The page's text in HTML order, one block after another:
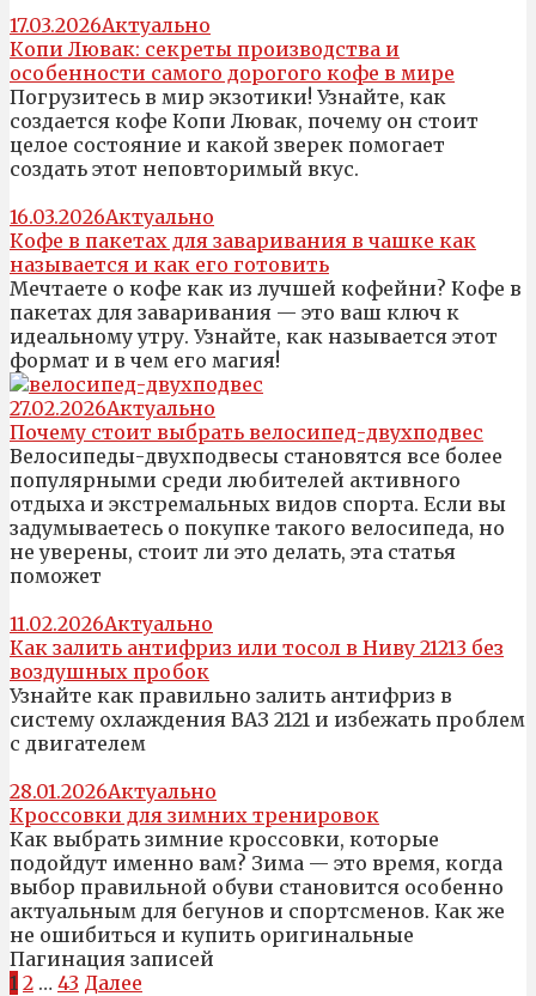
17.03.2026Актуально
Копи Лювак: секреты производства и
особенности самого дорогого кофе в мире
Погрузитесь в мир экзотики! Узнайте, как
создается кофе Копи Лювак, почему он стоит
целое состояние и какой зверек помогает
создать этот неповторимый вкус.
16.03.2026Актуально
Кофе в пакетах для заваривания в чашке как
называется и как его готовить
Мечтаете о кофе как из лучшей кофейни? Кофе в
пакетах для заваривания — это ваш ключ к
идеальному утру. Узнайте, как называется этот
формат и в чем его магия!
27.02.2026Актуально
Почему стоит выбрать велосипед-двухподвес
Велосипеды-двухподвесы становятся все более
популярными среди любителей активного
отдыха и экстремальных видов спорта. Если вы
задумываетесь о покупке такого велосипеда, но
не уверены, стоит ли это делать, эта статья
поможет
11.02.2026Актуально
Как залить антифриз или тосол в Ниву 21213 без
воздушных пробок
Узнайте как правильно залить антифриз в
систему охлаждения ВАЗ 2121 и избежать проблем
с двигателем
28.01.2026Актуально
Кроссовки для зимних тренировок
Как выбрать зимние кроссовки, которые
подойдут именно вам? Зима — это время, когда
выбор правильной обуви становится особенно
актуальным для бегунов и спортсменов. Как же
не ошибиться и купить оригинальные
Пагинация записей
1 2 … 43 Далее